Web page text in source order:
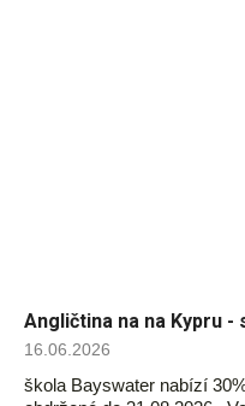
Angličtina na na Kypru -
16.06.2026
škola Bayswater nabízí